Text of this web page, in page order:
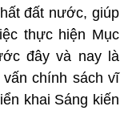
đất nước, giúp
thực hiện Mục
đây và nay là
chính sách vĩ
khai Sáng kiến